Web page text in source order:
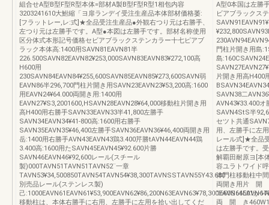
組合せA型B型F型R型本体=部材A製B型F型R型1相包内容
3203241610大鮒縮「ヨ扉ランデイ受注生産品本体部材価格萎:
[フラットレー,レ:式]★全品受注生産品●外観右つり元は右勝手、
左つり元は左勝手です。A型●本図は左勝手です。部材名称使用
区分体式本形記号価格セビアブラックステンカラー十七ピアブ
ラック本体高:1400用SAVN81EAVN81半
226.500SAVN82EAVN82¥253,000SAVN83EAVN83¥272,100高
H600用
230SAVN84EAVN84¥255,600SAVN85EAVN85¥273,600SAVN弱
EAVN86半296,700門柱片開き用SAVN23EAVN23¥53,200高:1600
用EAVN24¥64.000両開き用:1400用
EAVN27¥S3,2001600,HSAVN28EAVN28¥64,000移動柱片開き用
高H400用右勝手SAVN33EAVN33半41,800左勝手
SAVN34EAVN34¥41‐800高:1600用右勝手
SAVN35EAVN35¥46,400左勝手SAVN36EAVN36¥46,400両開き用
岳:1400用右勝手AVN43EAVN43鶏3.400芹勝tAVN44EAVN44鶏
3.400高:1600用たSAVN45EAVN45¥92.600片勝
SAVN46EAVN46¥92,600レール(スチール
製)000TAVN51TAVN51TAVN52¨一章
TAVN53¥34,500850TAVN54TAVN54¥38,300TAVNSSTAVN55Y43.600
別売品レール(ステンレス製)
己
移動柱は、本体右勝手に右用、左勝手に左用を拾い出してくだ
A型0本国は左勝
ビアブラックス
門柱片開き用島
島
片開き用高H400
SAVN38二
AVN43¥33.400オ
SAVN4StS半
セツト共通
用、左勝手に左
レール式]★全品
は左勝手です。
解覇田耐原ヨ[本
容ユラトワイド
体門柱移動柱中
両開き用片 開
1660S66601か
両 開 き460W1